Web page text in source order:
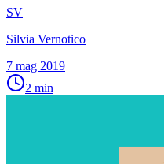
SV
Silvia Vernotico
7 mag 2019
2 min